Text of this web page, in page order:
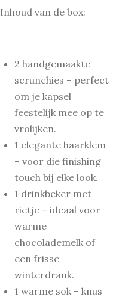
Inhoud van de box:
2 handgemaakte
scrunchies – perfect
om je kapsel
feestelijk mee op te
vrolijken.
1 elegante haarklem
– voor die finishing
touch bij elke look.
1 drinkbeker met
rietje – ideaal voor
warme
chocolademelk of
een frisse
winterdrank.
1 warme sok – knus